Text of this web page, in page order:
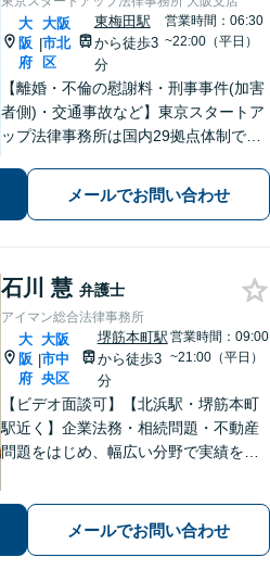
大
阪
府
|
大阪
市北
区
東梅田駅
から徒歩3
分
営業時間：06:30
~22:00（平日）
【離婚・不倫の慰謝料・刑事事件(加害
者側)・交通事故など】東京スタートア
ップ法律事務所は国内29拠点体制で全
対応(法律相談は完全予約制)】各分野で
専門性の高い弁護士が寄り添い解決を
メールでお問い合わせ
石川 慧 弁護士
アイマン総合法律事務所
大
阪
府
|
大阪
市中
央区
堺筋本町駅
から徒歩3
分
営業時間：09:00
~21:00（平日）
【ビデオ面談可】【北浜駅・堺筋本町
駅近く】企業法務・相続問題・不動産
問題をはじめ、幅広い分野で実績を積
ます。初回相談時に、費用や方針につ
いてわかりやすくご説明します。
メールでお問い合わせ